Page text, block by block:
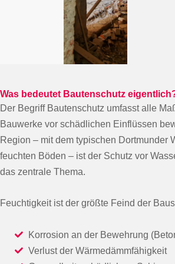
Was bedeutet Bautenschutz
Der Begriff Bautenschutz umfasst alle
Bauwerke vor schädlichen Einflüssen
Region – mit dem typischen Dortmunder
feuchten Böden – ist der Schutz vor
das zentrale Thema.
Feuchtigkeit ist der größte Feind der
Korrosion an der Bewehrung
Verlust der Wärmedämmfähigkeit